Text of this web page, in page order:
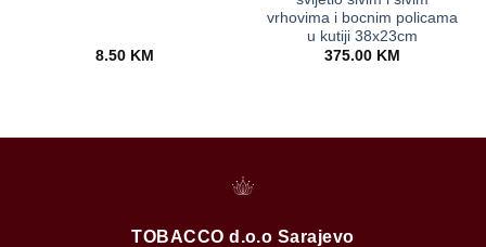
8.50 KM
vrhovima i bocnim policama
u kutiji 38x23cm
375.00 KM
TOBACCO d.o.o Sarajevo